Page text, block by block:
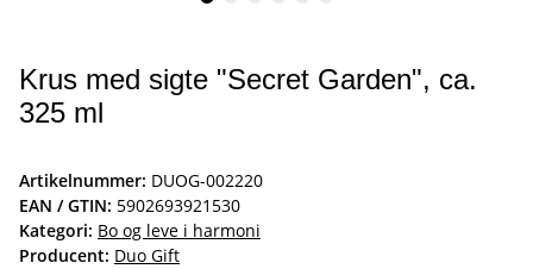
Krus med sigte "Secret Garden", ca.
325 ml
Artikelnummer: DUOG-002220
EAN / GTIN: 5902693921530
Kategori: Bo og leve i harmoni
Producent: Duo Gift